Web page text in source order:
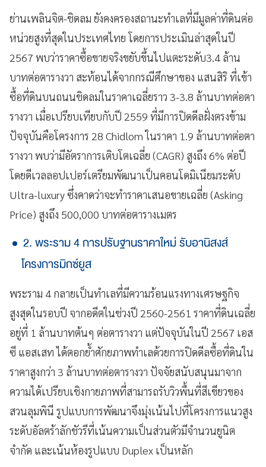
ย่านเพลินจิต-ชิดลม ยังคงครองสถานะทำเลที่มีมูลค่าที่ดินต่อ
หน่วยสูงที่สุดในประเทศไทย โดยการประเมินล่าสุดในปี
2567 พบว่าราคาซื้อขายจริงขยับขึ้นไปแตะระดับ3.4 ล้าน
บาทต่อตารางวา สะท้อนได้จากกรณีศึกษาของ แสนสิริ ที่เข้า
ซื้อที่ดินบนถนนชิดลมในราคาเฉลี่ยราว 3-3.8 ล้านบาทต่อตา
รางวา เมื่อเปรียบเทียบกับปี 2559 ที่มีการปิดดีลฝั่งตรงข้าม
ปัจจุบันคือโครงการ 28 Chidlom ในราคา 1.9 ล้านบาทต่อตา
รางวา พบว่ามีอัตราการเติบโตเฉลี่ย (CAGR) สูงถึง 6% ต่อปี
โดยดีเวลลอปเปอร์เตรียมพัฒนาเป็นคอนโดมิเนียมระดับ
Ultra-luxury ซึ่งคาดว่าจะทำราคาเสนอขายเฉลี่ย (Asking
Price) สูงถึง 500,000 บาทต่อตารางเมตร
2. พระราม 4 การปรับฐานราคาใหม่ รับอานิสงส์
โครงการมิกซ์ยูส
พระราม 4 กลายเป็นทำเลที่มีความร้อนแรงทางเศรษฐกิจ
สูงสุดในรอบปี จากอดีตในช่วงปี 2560-2561 ราคาที่ดินเฉลี่ย
อยู่ที่ 1 ล้านบาทต้นๆ ต่อตารางวา แต่ปัจจุบันในปี 2567 เอส
ซี แอสเสท ได้ตอกย้ำศักยภาพทำเลด้วยการปิดดีลซื้อที่ดินใน
ราคาสูงกว่า 3 ล้านบาทต่อตารางวา ปัจจัยสนับสนุนมาจาก
ความได้เปรียบเชิงกายภาพที่สามารถรับวิวพื้นที่สีเขียวของ
สวนลุมพินี รูปแบบการพัฒนาจึงมุ่งเน้นไปที่โครงการแนวสูง
ระดับอัลตร้าลักชัวรีที่เน้นความเป็นส่วนตัวมีจำนวนยูนิต
จำกัด และเน้นห้องรูปแบบ Duplex เป็นหลัก